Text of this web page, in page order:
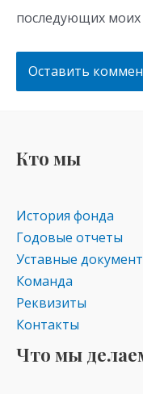
последующих
Кто мы
История фонда
Годовые отчеты
Уставные
Команда
Реквизиты
Контакты
Что мы